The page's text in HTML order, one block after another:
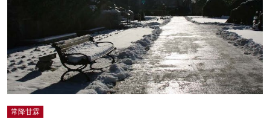
常降甘霖